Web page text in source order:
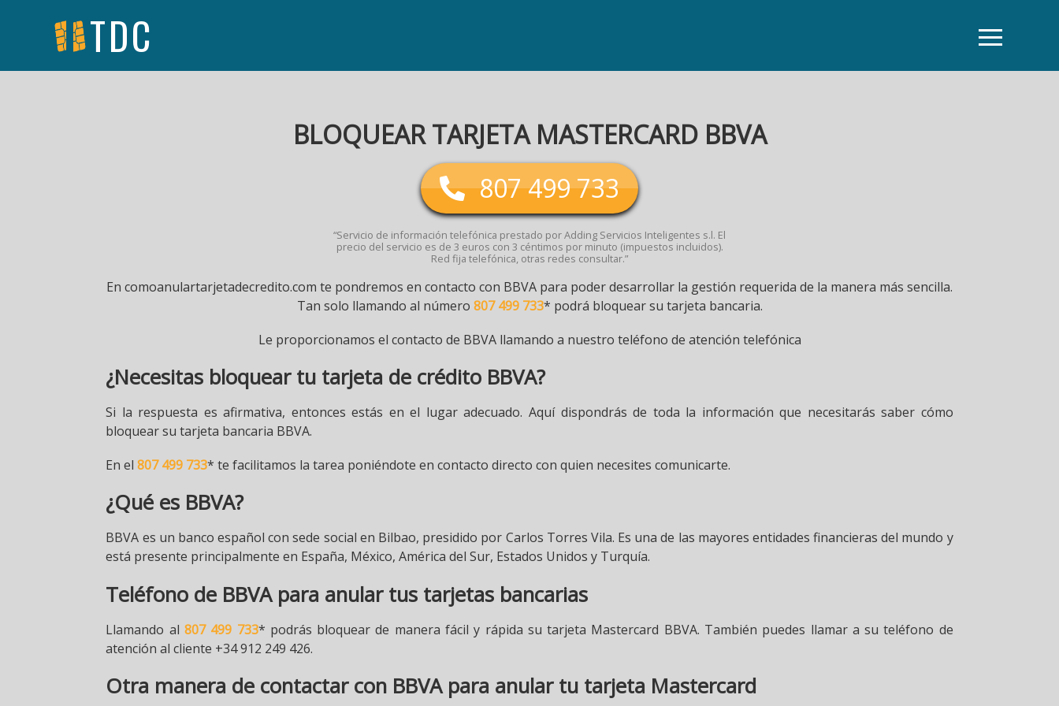
TDC
BLOQUEAR TARJETA MASTERCARD BBVA
807 499 733
“Servicio de información telefónica prestado por Adding Servicios Inteligentes s.l. El
precio del servicio es de 3 euros con 3 céntimos por minuto (impuestos incluidos).
Red fija telefónica, otras redes consultar.”
En comoanulartarjetadecredito.com te pondremos en contacto con BBVA para poder desarrollar la gestión requerida de la manera más sencilla.
Tan solo llamando al número 807 499 733* podrá bloquear su tarjeta bancaria.
Le proporcionamos el contacto de BBVA llamando a nuestro teléfono de atención telefónica
¿Necesitas bloquear tu tarjeta de crédito BBVA?
Si la respuesta es afirmativa, entonces estás en el lugar adecuado. Aquí dispondrás de toda la información que necesitarás saber cómo
bloquear su tarjeta bancaria BBVA.
En el807 499 733* te facilitamos la tarea poniéndote en contacto directo con quien necesites comunicarte.
¿Qué es BBVA?
BBVA es un banco español con sede social en Bilbao, presidido por Carlos Torres Vila. Es una de las mayores entidades financieras del mundo y
está presente principalmente en España, México, América del Sur, Estados Unidos y Turquía.
Teléfono de BBVA para anular tus tarjetas bancarias
Llamando al 807 499 733* podrás bloquear de manera fácil y rápida su tarjeta Mastercard BBVA. También puedes llamar a su teléfono de
atención al cliente +34 912 249 426.
Otra manera de contactar con BBVA para anular tu tarjeta Mastercard